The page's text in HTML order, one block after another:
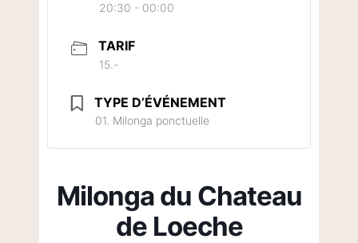
20:30 - 00:00
TARIF
15.-
TYPE D’ÉVÉNEMENT
01. Milonga ponctuelle
Milonga du Chateau
de Loeche